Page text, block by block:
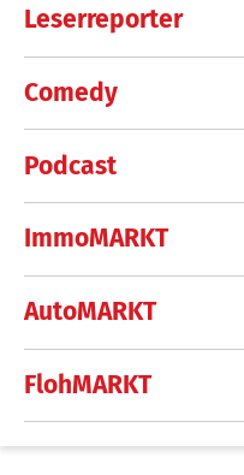
Leserreporter
Comedy
Podcast
ImmoMARKT
AutoMARKT
FlohMARKT